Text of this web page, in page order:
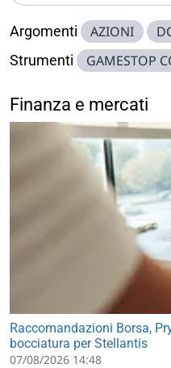
Argomenti AZIONI
Strumenti GAMESTOP
Finanza e mercati
Raccomandazioni Borsa,
bocciatura per Stellantis
07/08/2026 14:48